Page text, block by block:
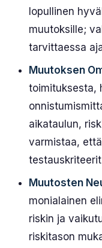
lopullinen
muutoksille;
tarvittaessa
Muutoksen
toimituksesta,
aikataulun,
varmistaa,
Muutosten
monialainen
riskin ja
riskitason